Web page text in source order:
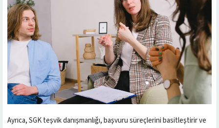
Ayrıca, SGK teşvik danışmanlığı, başvuru süreçlerini basitleştirir ve